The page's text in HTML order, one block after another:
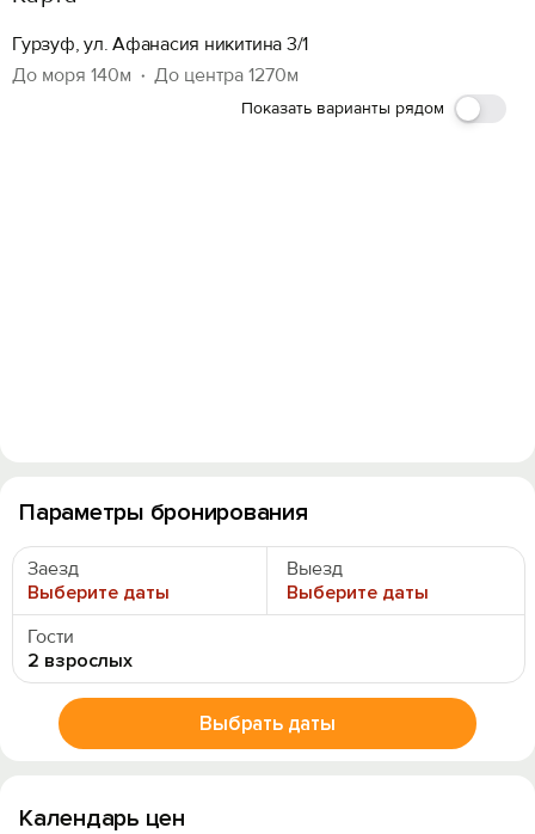
Параметры бронирования
Заезд
Выберите даты
Выезд
Выберите даты
Гости
2 взрослых
Выбрать даты
Гурзуф, ул. Афанасия никитина 3/1
До моря 140м
До центра 1270м
Показать варианты рядом
Календарь цен